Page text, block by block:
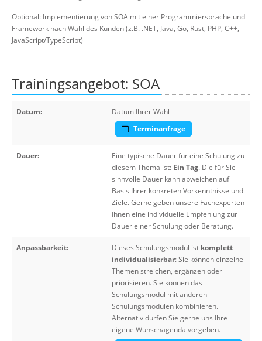
Optional: Implementierung von SOA mit einer Programmiersprache und
Framework nach Wahl des Kunden (z.B. .NET, Java, Go, Rust, PHP, C++,
JavaScript/TypeScript)
Trainingsangebot: SOA
Datum:
Datum Ihrer Wahl
Terminanfrage
Dauer:
Eine typische Dauer für eine Schulung zu
diesem Thema ist: Ein Tag. Die für Sie
sinnvolle Dauer kann abweichen auf
Basis Ihrer konkreten Vorkenntnisse und
Ziele. Gerne geben unsere Fachexperten
Ihnen eine individuelle Empfehlung zur
Dauer einer Schulung oder Beratung.
Anpassbarkeit: Dieses Schulungsmodul ist komplett
individualisierbar: Sie können einzelne
Themen streichen, ergänzen oder
priorisieren. Sie können das
Schulungsmodul mit anderen
Schulungsmodulen kombinieren.
Alternativ dürfen Sie gerne uns Ihre
eigene Wunschagenda vorgeben.